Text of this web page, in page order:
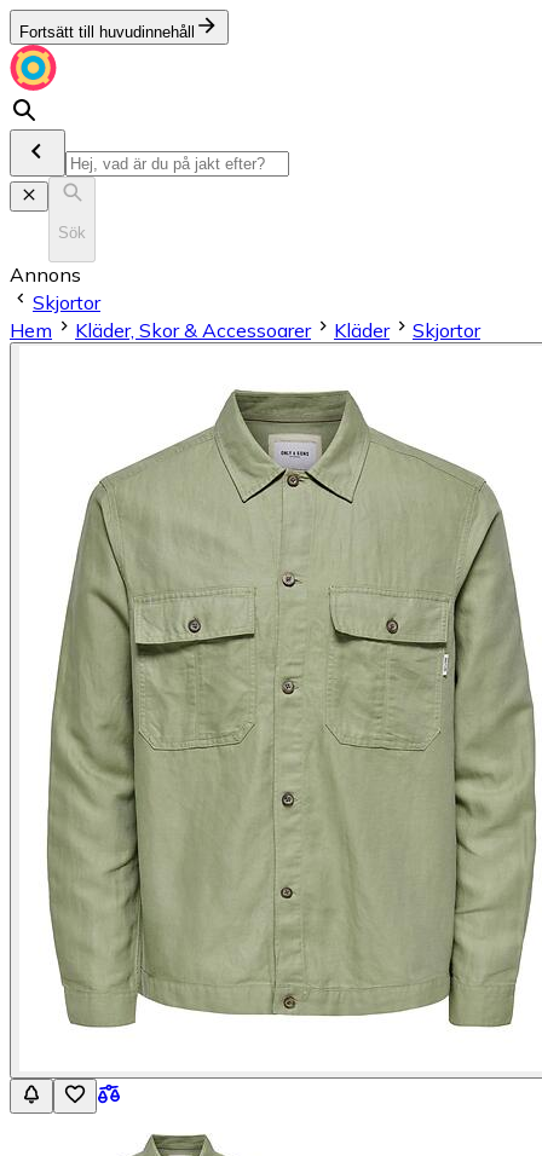
Fortsätt till huvudinnehåll
Sök
Annons
Skjortor
Hem
Kläder, Skor & Accessoarer Kläder Skjortor